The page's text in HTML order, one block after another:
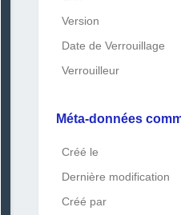
Version
Date de Verrouillage
Verrouilleur
Méta-données
Créé le
Dernière modification
Créé par